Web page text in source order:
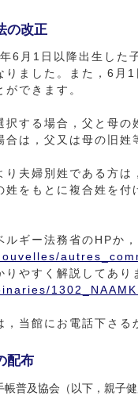
の改正
6月1日以降出生した
りました。また，6
できます。
択する場合，父と母
合は，父又は母の旧
り夫婦別姓である方
姓をもとに複合姓を
ルギー法務省のHPか
りやすく解説してあり
，当館にお電話下さ
配布
普及協会（以下，親子